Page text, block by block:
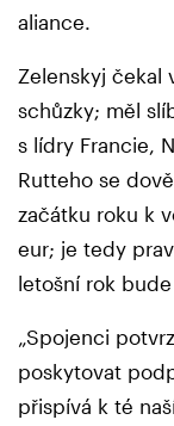
aliance.
Zelenskyj čekal
schůzky; měl
s lídry Francie,
Rutteho se
začátku roku k
eur; je tedy
letošní rok
„Spojenci
poskytovat
přispívá k té